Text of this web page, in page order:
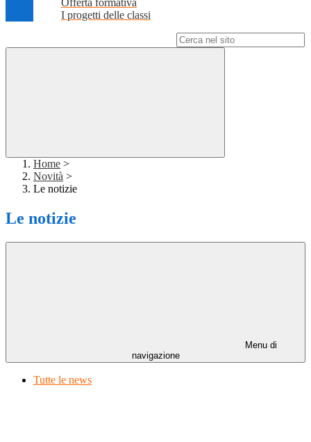
Offerta formativa
I progetti delle classi
Home >
Novità >
Le notizie
Le notizie
Menu di
navigazione
Tutte le news